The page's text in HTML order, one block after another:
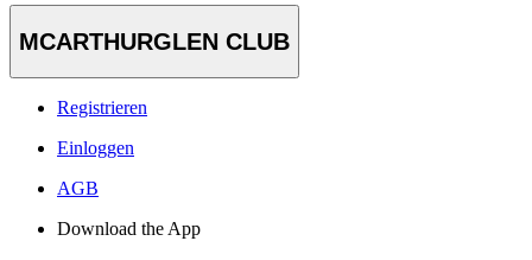
MCARTHURGLEN CLUB
Registrieren
Einloggen
AGB
Download the App